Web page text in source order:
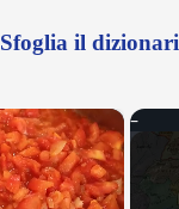
Sfoglia il
×